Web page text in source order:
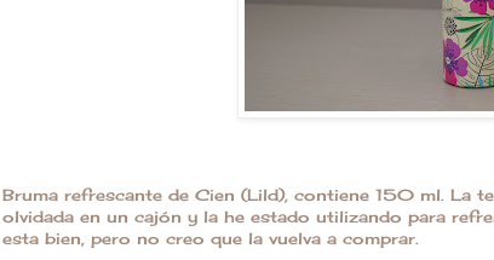
Bruma refrescante de Cien (Lild), contiene 150 ml. La
olvidada en un cajón y la he estado utilizando para
esta bien, pero no creo que la vuelva a comprar.